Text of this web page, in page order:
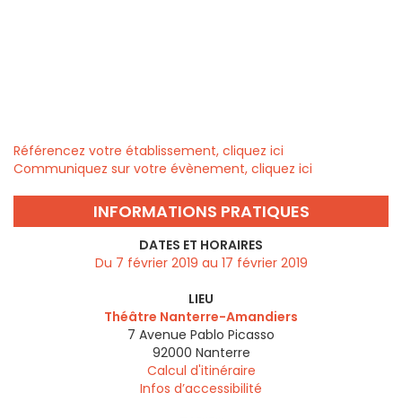
Référencez votre établissement, cliquez ici
Communiquez sur votre évènement, cliquez ici
INFORMATIONS PRATIQUES
DATES ET HORAIRES
Du 7 février 2019 au 17 février 2019
LIEU
Théâtre Nanterre-Amandiers
7 Avenue Pablo Picasso
92000 Nanterre
Calcul d'itinéraire
Infos d’accessibilité